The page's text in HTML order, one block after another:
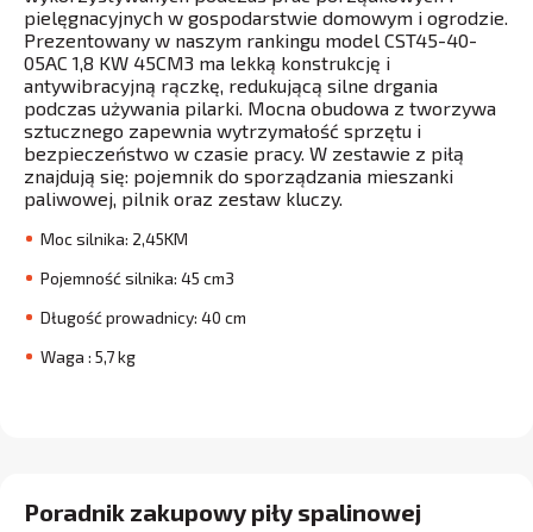
pielęgnacyjnych w gospodarstwie domowym i ogrodzie.
Prezentowany w naszym rankingu model CST45-40-
05AC 1,8 KW 45CM3 ma lekką konstrukcję i
antywibracyjną rączkę, redukującą silne drgania
podczas używania pilarki. Mocna obudowa z tworzywa
sztucznego zapewnia wytrzymałość sprzętu i
bezpieczeństwo w czasie pracy. W zestawie z piłą
znajdują się: pojemnik do sporządzania mieszanki
paliwowej, pilnik oraz zestaw kluczy.
Moc silnika: 2,45KM
Pojemność silnika: 45 cm3
Długość prowadnicy: 40 cm
Waga : 5,7 kg
Poradnik zakupowy piły spalinowej